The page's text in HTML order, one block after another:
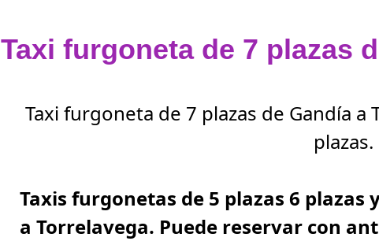
Taxi furgoneta de 7 plazas
Taxi furgoneta de 7 plazas de Gandía
plazas.
Taxis furgonetas de 5 plazas 6 plazas
a Torrelavega. Puede reservar con